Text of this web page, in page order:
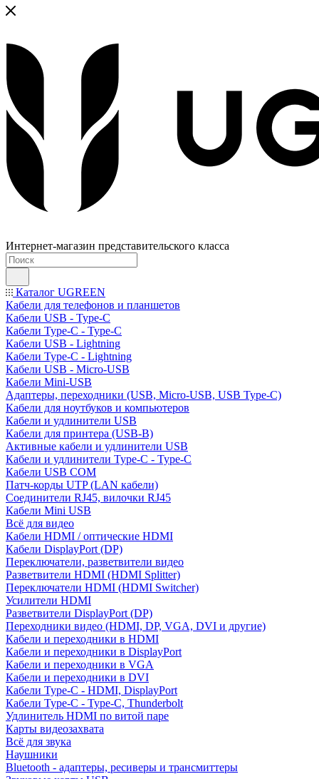
Интернет-магазин представительского класса
Каталог UGREEN
Кабели для телефонов и планшетов
Кабели USB - Type-C
Кабели Type-C - Type-C
Кабели USB - Lightning
Кабели Type-C - Lightning
Кабели USB - Micro-USB
Кабели Mini-USB
Адаптеры, переходники (USB, Micro-USB, USB Type-C)
Кабели для ноутбуков и компьютеров
Кабели и удлинители USB
Кабели для принтера (USB-B)
Активные кабели и удлинители USB
Кабели и удлинители Type-C - Type-C
Кабели USB COM
Патч-корды UTP (LAN кабели)
Соединители RJ45, вилочки RJ45
Кабели Mini USB
Всё для видео
Кабели HDMI / оптические HDMI
Кабели DisplayPort (DP)
Переключатели, разветвители видео
Разветвители HDMI (HDMI Splitter)
Переключатели HDMI (HDMI Switcher)
Усилители HDMI
Разветвители DisplayPort (DP)
Переходники видео (HDMI, DP, VGA, DVI и другие)
Кабели и переходники в HDMI
Кабели и переходники в DisplayPort
Кабели и переходники в VGA
Кабели и переходники в DVI
Кабели Type-C - HDMI, DisplayPort
Кабели Type-C - Type-C, Thunderbolt
Удлинитель HDMI по витой паре
Карты видеозахвата
Всё для звука
Наушники
Bluetooth - адаптеры, ресиверы и трансмиттеры